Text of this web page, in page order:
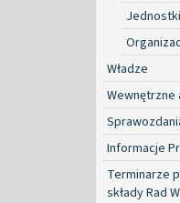
Władze
Wewnętrzne
Informacje
Terminarze
składy Rad